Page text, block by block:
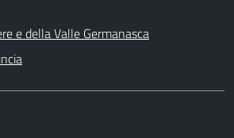
e della Valle Germanasca